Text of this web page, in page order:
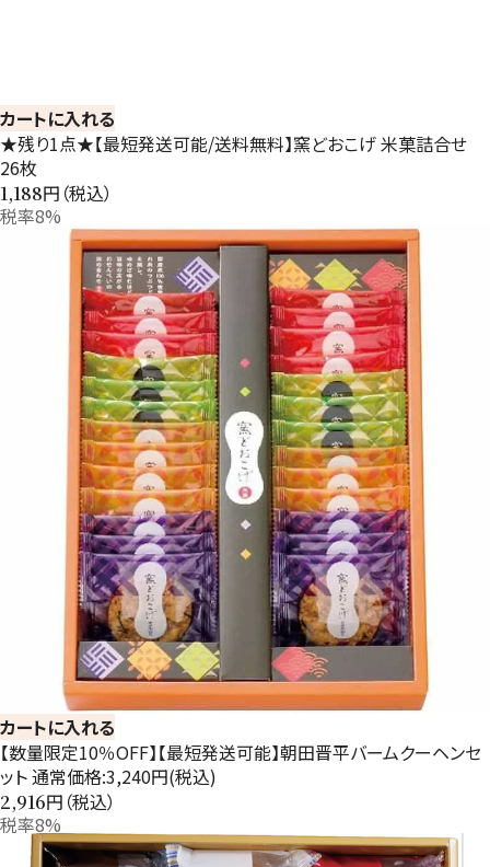
カートに入れる
★残り1点★【最短発送可能/送料無料】窯どおこげ 米菓詰合せ
26枚
1,188円（税込）
税率8%
カートに入れる
【数量限定10％OFF】【最短発送可能】朝田晋平バームクーヘンセ
ット 通常価格:3,240円(税込)
2,916円（税込）
税率8%